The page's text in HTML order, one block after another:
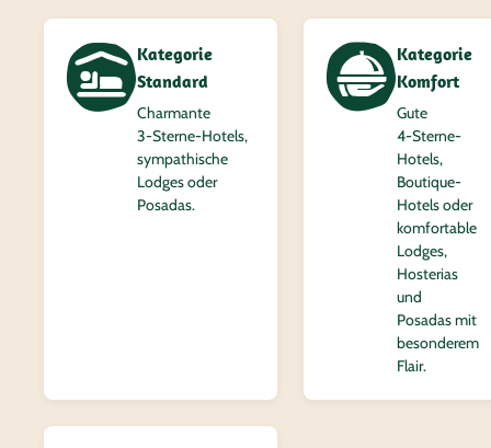
Kategorie
Standard
Charmante
3‑Sterne-Hotels,
sympathische
Lodges oder
Posadas.
Kategorie
Komfort
Gute
4‑Sterne-
Hotels,
Boutique-
Hotels oder
komfortable
Lodges,
Hosterias
und
Posadas mit
besonderem
Flair.